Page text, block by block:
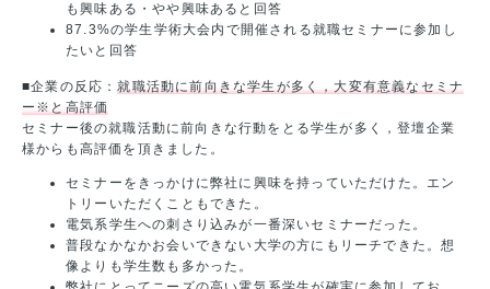
も興味ある・やや興味あると回答
87.3%の学生学術大会内で開催される就職セミナーに参加し
たいと回答
■企業の反応：就職活動に前向きな学生が多く，大変有意義なセミナ
ー※と高評価
セミナー後の就職活動に前向きな行動をとる学生が多く，登壇企業
様からも高評価を頂きました。
セミナーをきっかけに弊社に興味を持っていただけた。エン
トリーいただくこともできた。
電気系学生への刺さり込みが一番深いセミナーだった。
普段なかなかお会いできない大学の方にもリーチできた。想
像よりも学生数も多かった。